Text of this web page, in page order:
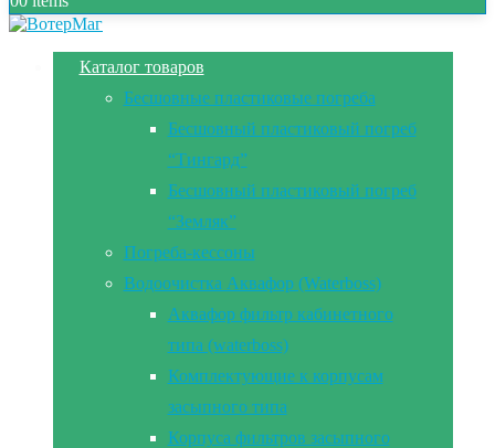
Каталог товаров
Бесшовные пластиковые погреба
Бесшовный пластиковый погреб
“Тингард”
Бесшовный пластиковый погреб
“Земляк”
Погреба-кессоны
Водоочистка Аквафор (Waterboss)
Аквафор фильтр кабинетного
типа (waterboss)
Комплектующие к корпусам
засыпного типа
Корпуса фильтров засыпного